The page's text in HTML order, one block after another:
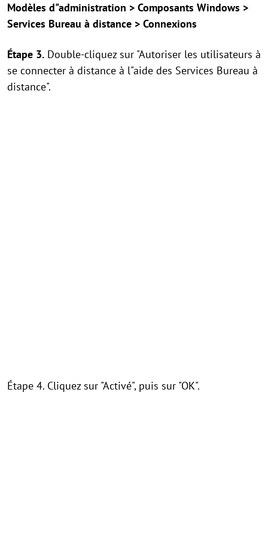
Modèles d"administration > Composants Windows >
Services Bureau à distance > Connexions
Étape 3. Double-cliquez sur "Autoriser les utilisateurs à
se connecter à distance à l"aide des Services Bureau à
distance".
Étape 4. Cliquez sur "Activé", puis sur "OK".